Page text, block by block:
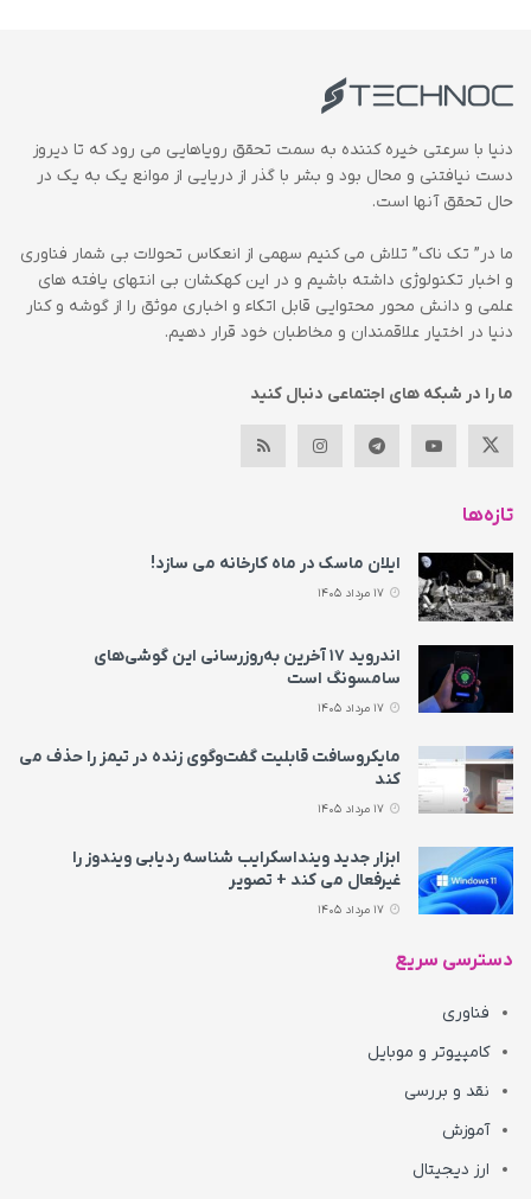
دنیا با سرعتی خیره کننده به سمت تحقق رویاهایی می رود که تا دیروز
دست نیافتنی و محال بود و بشر با گذر از دریایی از موانع یک به یک در
حال تحقق آنها است.
ما در” تک ناک” تلاش می کنیم سهمی از انعکاس تحولات بی شمار فناوری
و اخبار تکنولوژی داشته باشیم و در این کهکشان بی انتهای یافته های
علمی و دانش محور محتوایی قابل اتکاء و اخباری موثق را از گوشه و کنار
دنیا در اختیار علاقمندان و مخاطبان خود قرار دهیم.
ما را در شبکه های اجتماعی دنبال کنید
تازه‌ها
ایلان ماسک در ماه کارخانه می سازد!
اندروید ۱۷ آخرین به‌روزرسانی این گوشی‌های
سامسونگ است
مایکروسافت قابلیت گفت‌وگوی زنده در تیمز را حذف می‌
کند
ابزار جدید وینداسکرایب شناسه ردیابی ویندوز را
غیرفعال می‌ کند + تصویر
دسترسی سریع
فناوری
کامپیوتر و موبایل
نقد و بررسی
آموزش
ارز دیجیتال